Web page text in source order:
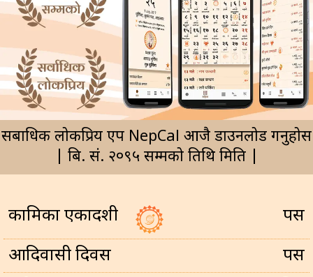
सर्बाधिक लोकप्रिय एप NepCal आजै डाउनलोड गर्नुहोस
| बि. सं. २०९५ सम्मको तिथि मिति |
कामिका एकादशी
पर्सि
आदिवासी दिवस
पर्सि